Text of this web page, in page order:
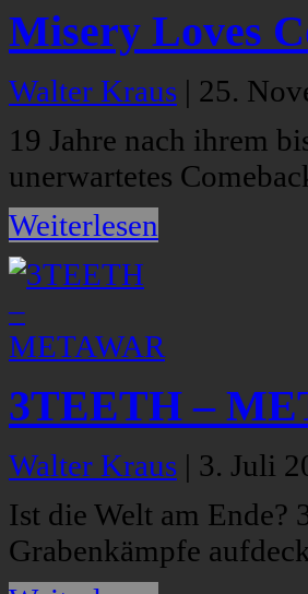
Misery Loves
Walter Kraus | 25.
19 Jahre nach ihrem
unerwartetes
Weiterlesen
3TEETH –
Walter Kraus | 3. Juli
Ist die Welt am
Grabenkämpfe